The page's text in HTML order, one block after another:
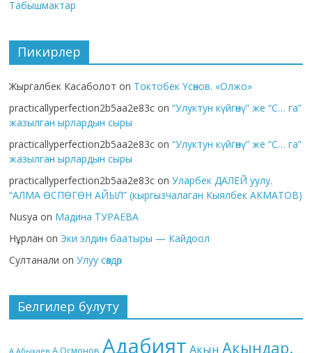
Табышмактар
Пикирлер
Жыргалбек Касаболот on Токтобек Үсөнов. «Олжо»
practicallyperfection2b5aa2e83c on“Улуктун күйгөнү” же “С… га”
жазылган ырлардын сыры
practicallyperfection2b5aa2e83c on“Улуктун күйгөнү” же “С… га”
жазылган ырлардын сыры
practicallyperfection2b5aa2e83c onУларбек ДАЛЕЙ уулу.
“АЛМА ӨСПӨГӨН АЙЫЛ” (кыргызчалаган Кыялбек АКМАТОВ)
Nusya on Мадина ТУРАЕВА
Нұрлан on Эки элдин баатыры — Кайдоол
Султанали onУлуу сөздөр
Белгилер булуту
А.Абыкаев А.Осмонов Адабият Акын Акындар.